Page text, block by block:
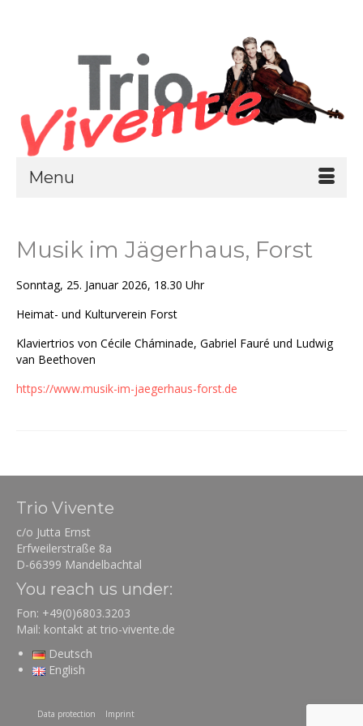
Menu
Musik im Jägerhaus, Forst
Sonntag, 25. Januar 2026, 18.30 Uhr
Heimat- und Kulturverein Forst
Klaviertrios von Cécile Cháminade, Gabriel Fauré und Ludwig
van Beethoven
https://www.musik-im-jaegerhaus-forst.de
Trio Vivente
c/o Jutta Ernst
Erfweilerstraße 8a
D-66399 Mandelbachtal
You reach us under:
Fon: +49(0)6803.3203
Mail: kontakt at trio-vivente.de
Deutsch
English
Data protection Imprint